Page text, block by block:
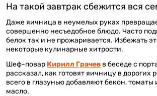
На такой завтрак сбежится вся
Даже яичница в неумелых руках
совершенно несъедобное блюдо. Часто
белок так и не прожаривается. Избежать
некоторые кулинарные хитрости.
Шеф-повар Кирилл Грачев в беседе с
рассказал, как готовят яичницу в дорогих
всего в глазунью добавляют бекон, томаты
масло.